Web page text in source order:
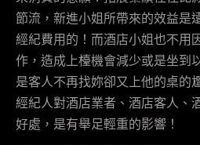
節流，新進小姐所帶來的效益是
經紀費用的！而酒店小姐也不用
作，造成上檯機會減少或是坐到
是客人不再找妳卻又上他的桌的
經紀人對酒店業者、酒店客人、
好處，是有舉足輕重的影響！